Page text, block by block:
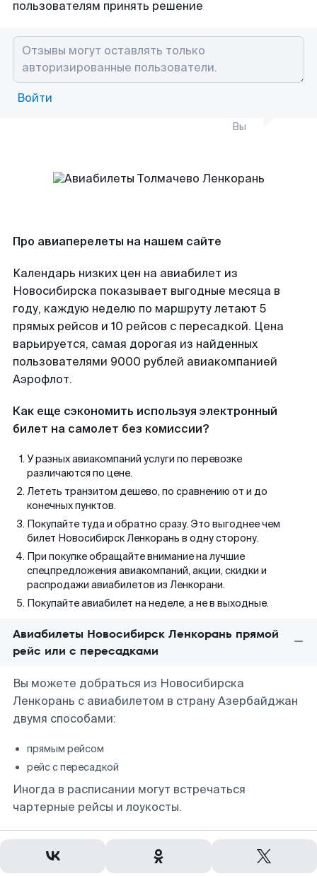
пользователям принять решение
Войти
Вы
Про авиаперелеты на нашем сайте
Календарь низких цен на авиабилет из
Новосибирска показывает выгодные месяца в
году, каждую неделю по маршруту летают 5
прямых рейсов и 10 рейсов с пересадкой. Цена
варьируется, самая дорогая из найденных
пользователями 9000 рублей авиакомпанией
Аэрофлот.
Как еще сэкономить используя электронный
билет на самолет без комиссии?
У разных авиакомпаний услуги по перевозке
различаются по цене.
Лететь транзитом дешево, по сравнению от и до
конечных пунктов.
Покупайте туда и обратно сразу. Это выгоднее чем
билет Новосибирск Ленкорань в одну сторону.
При покупке обращайте внимание на лучшие
спецпредложения авиакомпаний, акции, скидки и
распродажи авиабилетов из Ленкорани.
Покупайте авиабилет на неделе, а не в выходные.
Авиабилеты Новосибирск Ленкорань прямой
рейс или с пересадками
Вы можете добраться из Новосибирска
Ленкорань с авиабилетом в страну Азербайджан
двумя способами:
прямым рейсом
рейс с пересадкой
Иногда в расписании могут встречаться
чартерные рейсы и лоукосты.